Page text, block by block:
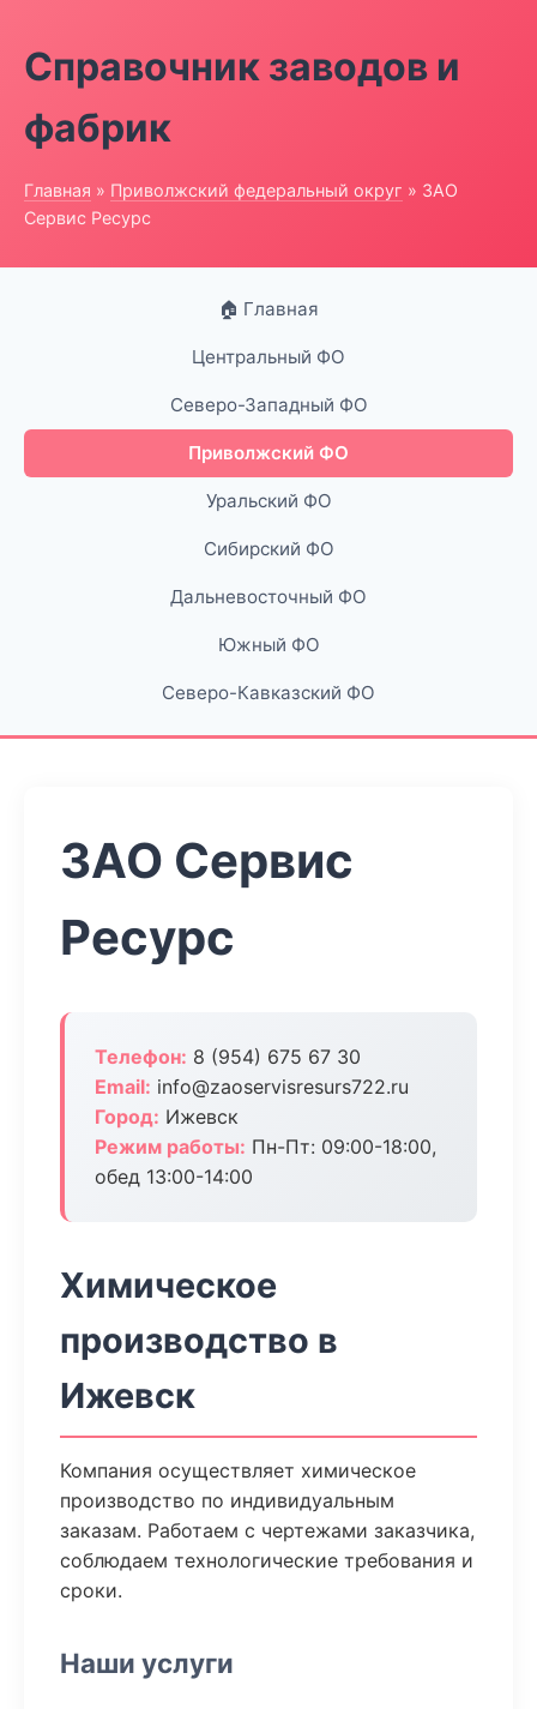
Справочник заводов и
фабрик
Главная » Приволжский федеральный округ » ЗАО
Сервис Ресурс
🏠 Главная
Центральный ФО
Северо-Западный ФО
Приволжский ФО
Уральский ФО
Сибирский ФО
Дальневосточный ФО
Южный ФО
Северо-Кавказский ФО
ЗАО Сервис
Ресурс
Телефон: 8 (954) 675 67 30
Email: info@zaoservisresurs722.ru
Город: Ижевск
Режим работы: Пн-Пт: 09:00-18:00,
обед 13:00-14:00
Химическое
производство в
Ижевск
Компания осуществляет химическое
производство по индивидуальным
заказам. Работаем с чертежами заказчика,
соблюдаем технологические требования и
сроки.
Наши услуги